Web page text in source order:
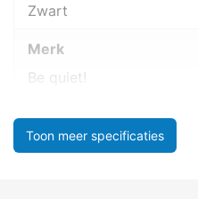
Zwart
Merk
Be quiet!
Toon meer specificaties